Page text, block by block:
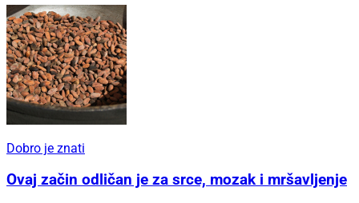
Dobro je znati
Ovaj začin odličan je za srce, mozak i mršavljenje